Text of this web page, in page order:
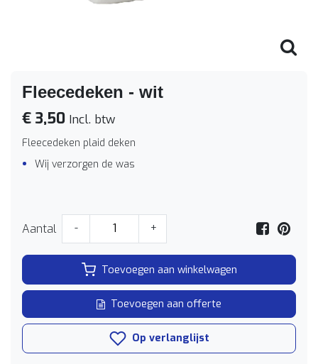
Fleecedeken - wit
€ 3,50 Incl. btw
Fleecedeken plaid deken
Wij verzorgen de was
Aantal - +
Toevoegen aan winkelwagen
Toevoegen aan offerte
Op verlanglijst